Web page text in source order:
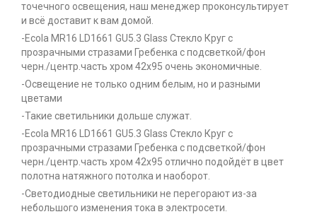
точечного освещения, наш менеджер проконсультирует
и всё доставит к вам домой.
-Ecola MR16 LD1661 GU5.3 Glass Стекло Круг с
прозрачными стразами Гребенка с подсветкой/фон
черн./центр.часть хром 42x95 очень экономичные.
-Освещение не только одним белым, но и разными
цветами
-Такие светильники дольше служат.
-Ecola MR16 LD1661 GU5.3 Glass Стекло Круг с
прозрачными стразами Гребенка с подсветкой/фон
черн./центр.часть хром 42x95 отлично подойдёт в цвет
полотна натяжного потолка и наоборот.
-Светодиодные светильники не перегорают из-за
небольшого изменения тока в электросети.